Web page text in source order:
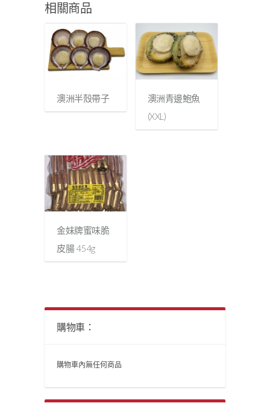
相關商品
澳洲半殼帶子
澳洲青邊鮑魚
(XXL)
金妹牌蜜味脆
皮腸 454g
購物車：
購物車內無任何商品